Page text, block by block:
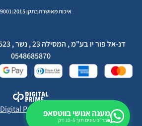
איכות מאושרת בתקן ISO 9001:2015
0548685870
Digital Prime Monetization LTD
מענה אנושי בווטסאפ
בד״כ עונים תוך 5–10 דק׳